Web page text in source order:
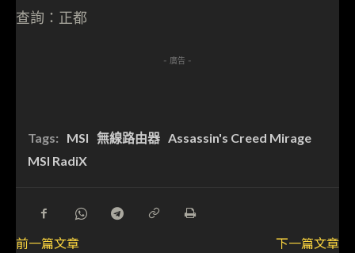
查詢：正都
- 廣告 -
Tags: MSI 無線路由器 Assassin's Creed Mirage
MSI RadiX
前一篇文章
下一篇文章